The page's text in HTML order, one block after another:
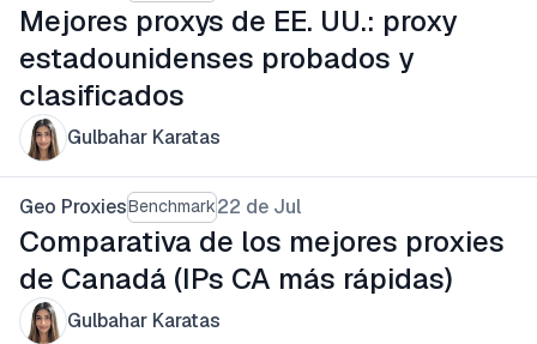
Mejores proxys de EE. UU.: proxy
estadounidenses probados y
clasificados
Gulbahar Karatas
Geo ProxiesBenchmark22 de Jul
Comparativa de los mejores proxies
de Canadá (IPs CA más rápidas)
Gulbahar Karatas